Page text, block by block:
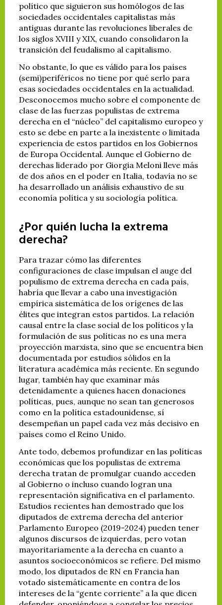
político que siguieron sus homólogos de las
sociedades occidentales capitalistas más
antiguas durante las revoluciones liberales de
los siglos XVIII y XIX, cuando consolidaron la
transición del feudalismo al capitalismo.
No obstante, lo que es válido para los países
(semi)periféricos no tiene por qué serlo para
esas sociedades occidentales en la actualidad.
Desconocemos mucho sobre el componente de
clase de las fuerzas populistas de extrema
derecha en el “núcleo” del capitalismo europeo y
esto se debe en parte a la inexistente o limitada
experiencia de estos partidos en los Gobiernos
de Europa Occidental. Aunque el Gobierno de
derechas liderado por Giorgia Meloni lleve más
de dos años en el poder en Italia, todavía no se
ha desarrollado un análisis exhaustivo de su
economía política y su sociología política.
¿Por quién lucha la extrema
derecha?
Para trazar cómo las diferentes
configuraciones de clase impulsan el auge del
populismo de extrema derecha en cada país,
habría que llevar a cabo una investigación
empírica sistemática de los orígenes de las
élites que integran estos partidos. La relación
causal entre la clase social de los políticos y la
formulación de sus políticas no es una mera
proyección marxista, sino que se encuentra bien
documentada por estudios sólidos en la
literatura académica más reciente. En segundo
lugar, también hay que examinar más
detenidamente a quienes hacen donaciones
políticas, pues, aunque no sean tan generosos
como en la política estadounidense, sí
desempeñan un papel cada vez más decisivo en
países como el Reino Unido.
Ante todo, debemos profundizar en las políticas
económicas que los populistas de extrema
derecha tratan de promulgar cuando acceden
al Gobierno o incluso cuando logran una
representación significativa en el parlamento.
Estudios recientes han demostrado que los
diputados de extrema derecha del anterior
Parlamento Europeo (2019-2024) pueden tener
algunos discursos de izquierdas, pero votan
mayoritariamente a la derecha en cuanto a
asuntos socioeconómicos se refiere. Del mismo
modo, los diputados de RN en Francia han
votado sistemáticamente en contra de los
intereses de la “gente corriente” a la que dicen